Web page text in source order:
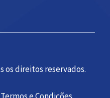
os direitos reservados.
Termos e Condições